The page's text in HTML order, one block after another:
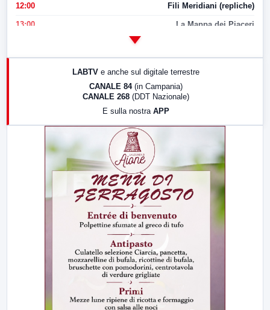
12:00 Fili Meridiani (repliche)
13:00 La Mappa dei Piaceri
LABTV e anche sul digitale terrestre
CANALE 84 (in Campania)
CANALE 268 (DDT Nazionale)
E sulla nostra APP